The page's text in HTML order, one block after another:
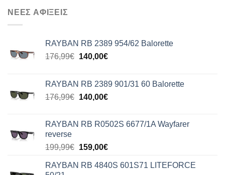
ΝΕΕΣ ΑΦΙΞΕΙΣ
RAYBAN RB 2389 954/62 Balorette
176,99€ Original
176,99€.
140,00€Η
είναι:
140,00€.
RAYBAN RB 2389 901/31 60 Balorette
176,99€ Original
176,99€.
140,00€Η
είναι:
RAYBAN RB R0502S 6677/1A Wayfarer
reverse
199,99€ Original
was:
159,00€Η
τιμή
RAYBAN RB 4840S 601S71 LITEFORCE